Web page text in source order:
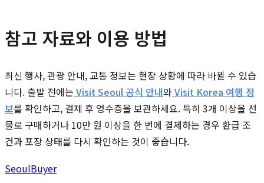
참고 자료와 이용 방법
최신 행사, 관광 안내, 교통 정보는 현장 상황에 따라 바뀔 수 있습
니다. 출발 전에는 Visit Seoul 공식 안내와 Visit Korea 여행 정
보를 확인하고, 결제 후 영수증을 보관하세요. 특히 3개 이상을 선
물로 구매하거나 10만 원 이상을 한 번에 결제하는 경우 환급 조
건과 포장 상태를 다시 확인하는 것이 좋습니다.
SeoulBuyer